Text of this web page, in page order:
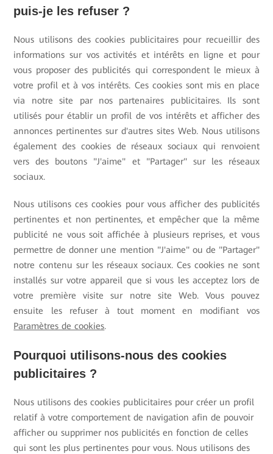
puis-je les refuser ?
Nous utilisons des cookies publicitaires pour recueillir des
informations sur vos activités et intérêts en ligne et pour
vous proposer des publicités qui correspondent le mieux à
votre profil et à vos intérêts. Ces cookies sont mis en place
via notre site par nos partenaires publicitaires. Ils sont
utilisés pour établir un profil de vos intérêts et afficher des
annonces pertinentes sur d'autres sites Web.Nous utilisons
également des cookies de réseaux sociaux qui renvoient
vers des boutons "J'aime" et "Partager" sur les réseaux
sociaux.
Nous utilisons ces cookies pour vous afficher des publicités
pertinentes et non pertinentes, et empêcher que la même
publicité ne vous soit affichée à plusieurs reprises, et vous
permettre de donner une mention "J'aime" ou de "Partager"
notre contenu sur les réseaux sociaux. Ces cookies ne sont
installés sur votre appareil que si vous les acceptez lors de
votre première visite sur notre site Web. Vous pouvez
ensuite les refuser à tout moment en modifiant vos
Paramètres de cookies.
Pourquoi utilisons-nous des cookies
publicitaires ?
Nous utilisons des cookies publicitaires pour créer un profil
relatif à votre comportement de navigation afin de pouvoir
afficher ou supprimer nos publicités en fonction de celles
qui sont les plus pertinentes pour vous. Nous utilisons des